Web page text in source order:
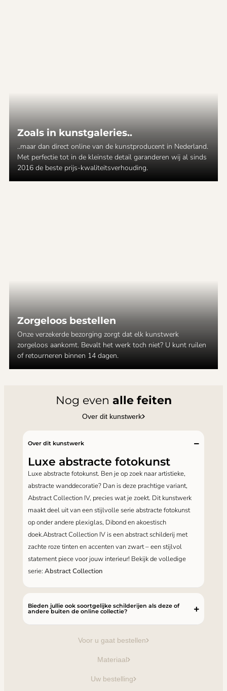
Zoals in kunstgaleries..
..maar dan direct online van de kunstproducent in Nederland.
Met perfectie tot in de kleinste detail garanderen wij al sinds
2016 de beste prijs-kwaliteitsverhouding.
Zorgeloos bestellen
Onze verzekerde bezorging zorgt dat elk kunstwerk
zorgeloos aankomt. Bevalt het werk toch niet? U kunt ruilen
of retourneren binnen 14 dagen.
Nog even alle feiten
Over dit kunstwerk
Voor u gaat bestellen
Materiaal
Uw bestelling
Over dit kunstwerk
Luxe abstracte fotokunst
Luxe abstracte fotokunst. Ben je op zoek naar artistieke,
abstracte wanddecoratie? Dan is deze prachtige variant,
Abstract Collection IV, precies wat je zoekt. Dit kunstwerk
maakt deel uit van een stijlvolle serie abstracte fotokunst
op onder andere plexiglas, Dibond en akoestisch
doek.Abstract Collection IV is een abstract schilderij met
zachte roze tinten en accenten van zwart – een stijlvol
statement piece voor jouw interieur! Bekijk de volledige
serie: Abstract Collection
Bieden jullie ook soortgelijke schilderijen als deze of
andere buiten de online collectie?